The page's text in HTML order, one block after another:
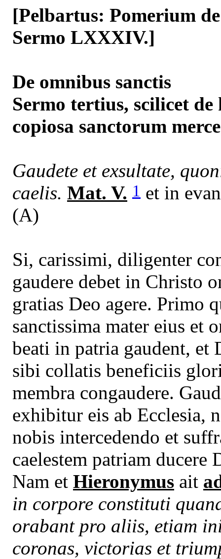
[Pelbartus: Pomerium
Sermo LXXXIV.]
De omnibus sanctis
Sermo tertius, scilicet
copiosa sanctorum
Gaudete et exsultate,
caelis. Mat. V. 1 et in
(A)
Si, carissimi, diligenter
gaudere debet in Christo
gratias Deo agere. Primo
sanctissima mater eius et
beati in patria gaudent, et
sibi collatis beneficiis
membra congaudere.
exhibitur eis ab Ecclesia,
nobis intercedendo et
caelestem patriam ducere
Nam et Hieronymus ait
in corpore constituti
orabant pro aliis, etiam
coronas, victorias et